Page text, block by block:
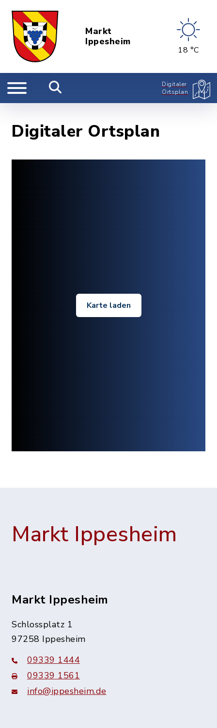
Markt
Ippesheim
18 °C
Digitaler
Ortsplan
Digitaler Ortsplan
Karte laden
Markt Ippesheim
Markt Ippesheim
Schlossplatz 1
97258 Ippesheim
09339 1444
09339 1561
info@ippesheim.de